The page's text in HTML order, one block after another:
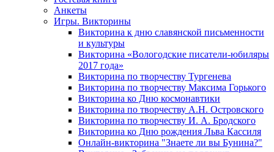
Анкеты
Игры. Викторины
Викторина к дню славянской письменности
и культуры
Викторина «Вологодские писатели-юбиляры
2017 года»
Викторина по творчеству Тургенева
Викторина по творчеству Максима Горького
Викторина ко Дню космонавтики
Викторина по творчеству А.Н. Островского
Викторина по творчеству И. А. Бродского
Викторина ко Дню рождения Льва Кассиля
Онлайн-викторина "Знаете ли вы Бунина?"